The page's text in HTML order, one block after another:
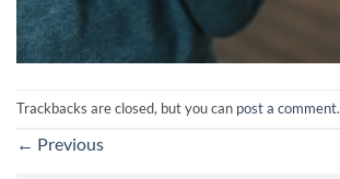
Trackbacks are closed, but you can post a comment.
← Previous